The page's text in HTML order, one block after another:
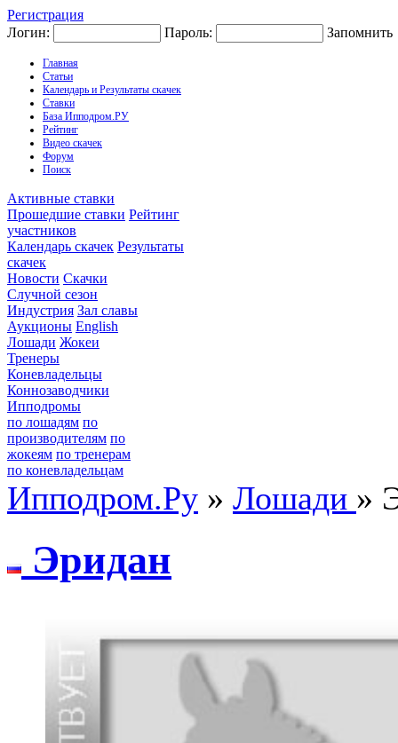
Регистрация
Логин:
Пароль: Запомнить
Главная
Статьи
Календарь и Результаты скачек
Ставки
База Ипподром.РУ
Рейтинг
Видео скачек
Форум
Поиск
Активные ставки
Прошедшие ставки Рейтинг
участников
Календарь скачек Результаты
скачек
Новости Скачки
Случной сезон
Индустрия Зал славы
Аукционы English
Лошади Жокеи
Тренеры
Коневладельцы
Коннозаводчики
Ипподромы
по лошадям по
производителям по
жокеям по тренерам
по коневладельцам
Ипподром.Ру » Лошади »
Эpидaн